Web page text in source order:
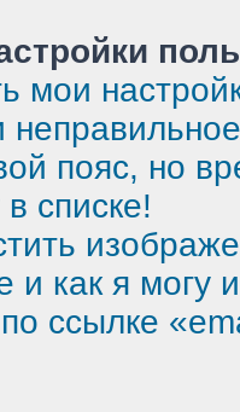
мои
пояс, но
списке!
и как я могу
ссылке